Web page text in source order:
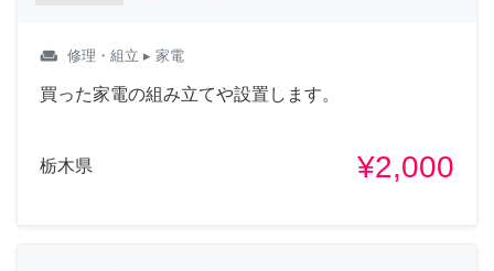
weekend 修理・組立 ▸ 家電
買った家電の組み立てや設置します。
栃木県 ¥2,000